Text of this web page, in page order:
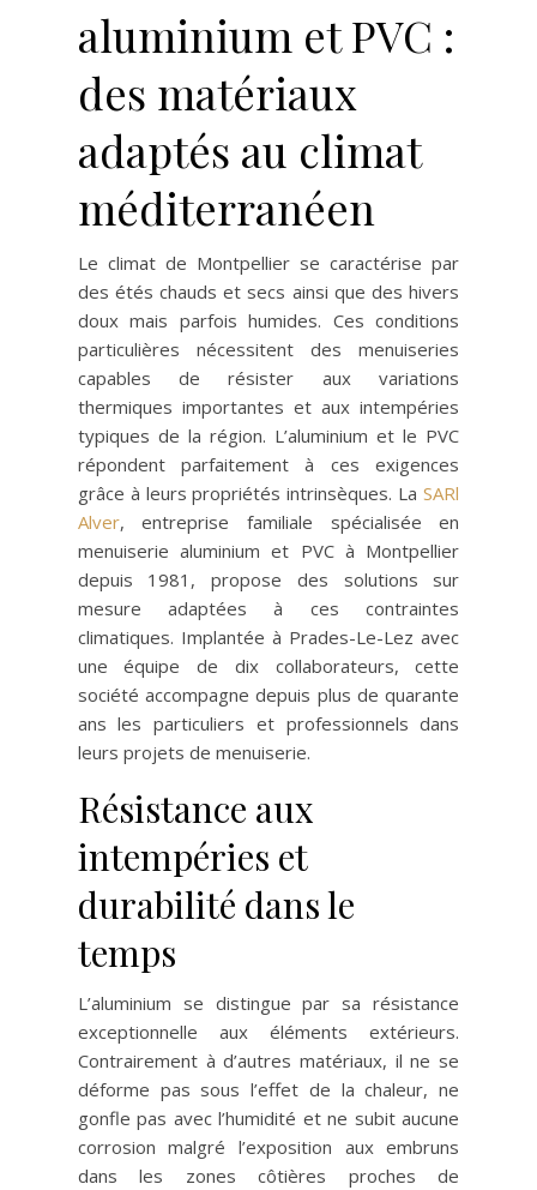
aluminium et PVC :
des matériaux
adaptés au climat
méditerranéen
Le climat de Montpellier se caractérise par
des étés chauds et secs ainsi que des hivers
doux mais parfois humides. Ces conditions
particulières nécessitent des menuiseries
capables de résister aux variations
thermiques importantes et aux intempéries
typiques de la région. L’aluminium et le PVC
répondent parfaitement à ces exigences
grâce à leurs propriétés intrinsèques. LaSARl
Alver, entreprise familiale spécialisée en
menuiserie aluminium et PVC à Montpellier
depuis 1981, propose des solutions sur
mesure adaptées à ces contraintes
climatiques. Implantée à Prades-Le-Lez avec
une équipe de dix collaborateurs, cette
société accompagne depuis plus de quarante
ans les particuliers et professionnels dans
leurs projets de menuiserie.
Résistance aux
intempéries et
durabilité dans le
temps
L’aluminium se distingue par sa résistance
exceptionnelle aux éléments extérieurs.
Contrairement à d’autres matériaux, il ne se
déforme pas sous l’effet de la chaleur, ne
gonfle pas avec l’humidité et ne subit aucune
corrosion malgré l’exposition aux embruns
dans les zones côtières proches de